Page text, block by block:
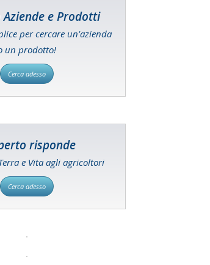
Aziende e Prodotti
per cercare un'azienda
un prodotto!
Cerca adesso
risponde
e Vita agli agricoltori
Cerca adesso